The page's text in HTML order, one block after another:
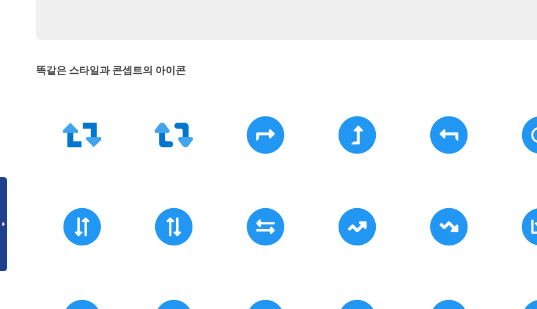
똑같은 스타일과 콘셉트의 아이콘